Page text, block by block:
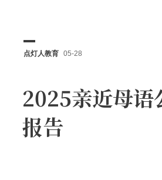
点灯人教育 05-28
2025亲近母语
报告